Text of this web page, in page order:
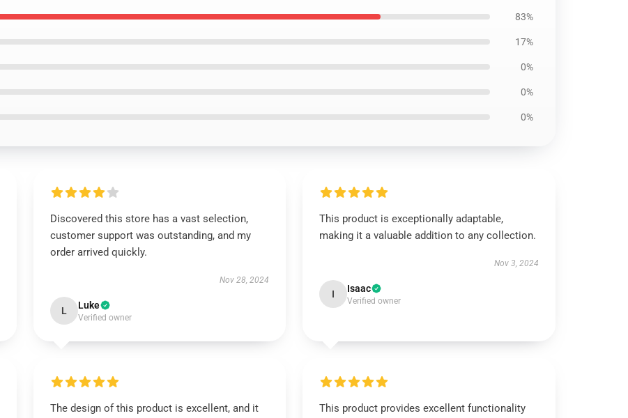
83%
17%
0%
0%
0%
Discovered this store has a vast selection,
customer support was outstanding, and my
order arrived quickly.
Nov 28, 2024
L Luke
Verified owner
This product is exceptionally adaptable,
making it a valuable addition to any collection.
Nov 3, 2024
I Isaac
Verified owner
The design of this product is excellent, and it
This product provides excellent functionality